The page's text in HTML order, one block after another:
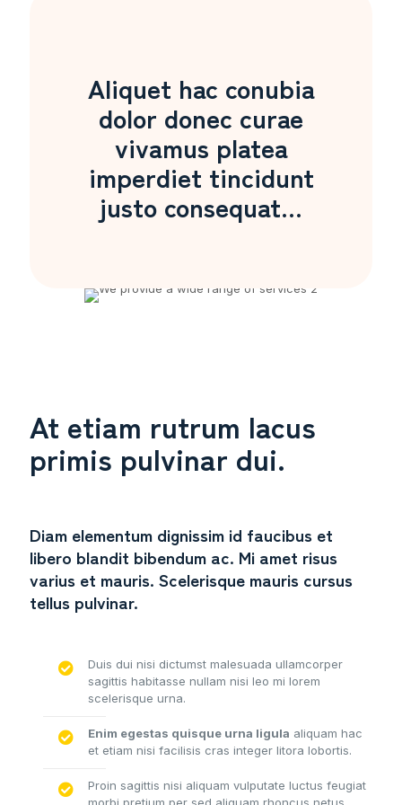
Aliquet hac conubia
dolor donec curae
vivamus platea
imperdiet tincidunt
justo consequat...
At etiam rutrum lacus
primis pulvinar dui.
Diam elementum dignissim id faucibus et
libero blandit bibendum ac. Mi amet risus
varius et mauris. Scelerisque mauris cursus
tellus pulvinar.
Duis dui nisi dictumst malesuada ullamcorper
sagittis habitasse nullam nisi leo mi lorem
scelerisque urna.
Enim egestas quisque urna ligula aliquam hac
et etiam nisi facilisis cras integer litora lobortis.
Proin sagittis nisi aliquam vulputate luctus feugiat